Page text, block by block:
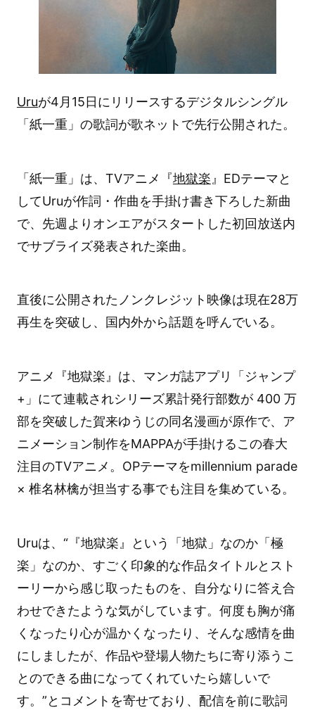
Uruが4月15日にリリースするデジタルシングル
「紙一重」の歌詞が歌ネットで先行公開された。
「紙一重」は、TVアニメ『地獄楽 』EDテーマと
してUruが作詞・作曲を手掛け書き下ろした新曲
で、先週よりオンエアがスタートした初回放送内
でサブライズ発表された楽曲。
直後に公開されたノンクレジット映像は現在28万
再生を突破し、国内外から話題を呼んでいる。
アニメ『地獄楽』は、マンガ誌アプリ「ジャンプ
+」にて連載されシリーズ累計発行部数が 400 万
部を突破した賀来ゆうじの同名漫画が原作で、ア
ニメーション制作をMAPPAが手掛けるこの春大
注目のTVアニメ。OPテーマをmillennium parade
× 椎名林檎が担当する事でも注目を集めている。
Uruは、“『地獄楽』という「地獄」なのか「極
楽」なのか、すごく印象的な作品タイトルとスト
ーリーから感じ取ったものを、自分なりに答え合
わせできたような気がしています。何度も胸が痛
くなったり心が温かくなったり、そんな感情を曲
にしましたが、作品や登場人物たちに寄り添うこ
とのできる曲になってくれていたら嬉しいで
す。”とコメントを寄せており、配信を前に歌詞